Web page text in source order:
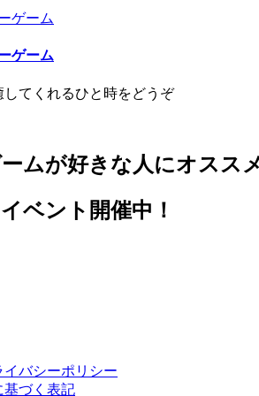
ゲーム
ゲーム
てくれるひと時をどうぞ
ムが好きな人にオスス
ベント開催中！
バシーポリシー
基づく表記